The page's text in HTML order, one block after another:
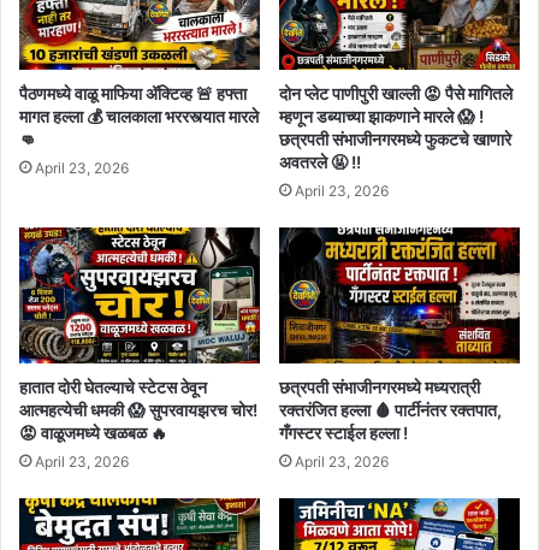
पैठणमध्ये वाळू माफिया अ‍ॅक्टिव्ह 🚨 हफ्ता
मागत हल्ला 💰 चालकाला भररस्त्यात मारले
👊
April 23, 2026
दोन प्लेट पाणीपुरी खाल्ली 😡 पैसे मागितले
म्हणून डब्याच्या झाकणाने मारले 😱 !
छत्रपती संभाजीनगरमध्ये फुकटचे खाणारे
अवतरले 🤬 !!
April 23, 2026
हातात दोरी घेतल्याचे स्टेटस ठेवून
आत्महत्येची धमकी 😱 सुपरवायझरच चोर!
😡 वाळूजमध्ये खळबळ 🔥
April 23, 2026
छत्रपती संभाजीनगरमध्ये मध्यरात्री
रक्तरंजित हल्ला 🩸 पार्टीनंतर रक्तपात,
गँगस्टर स्टाईल हल्ला !
April 23, 2026